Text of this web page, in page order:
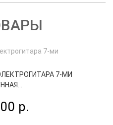
7-МИ
р.